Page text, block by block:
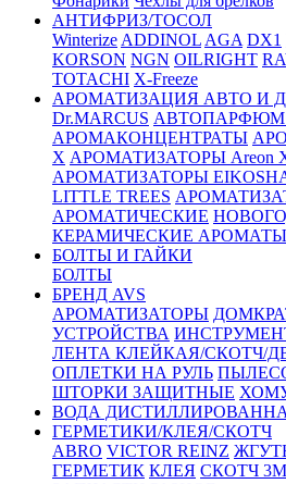
АНТИФРИЗ/ТОСОЛ
Winterize ADDINOL AGA DX1
KORSON NGN OILRIGHT
TOTACHI X-Freeze
АРОМАТИЗАЦИЯ АВТО И
Dr.MARCUS АВТОПАРФЮМ
АРОМАКОНЦЕНТРАТЫ
X АРОМАТИЗАТОРЫ Areon
АРОМАТИЗАТОРЫ
LITTLE TREES
АРОМАТИЧЕСКИЕ
КЕРАМИЧЕСКИЕ АРОМАТЫ
БОЛТЫ И ГАЙКИ
БОЛТЫ
БРЕНД AVS
АРОМАТИЗАТОРЫ
УСТРОЙСТВА
ЛЕНТА КЛЕЙКАЯ/СКОТЧ/
ОПЛЕТКИ НА РУЛЬ
ШТОРКИ ЗАЩИТНЫЕ
ВОДА
ГЕРМЕТИКИ/КЛЕЯ/СКОТЧ
ABRO VICTOR REINZ
ГЕРМЕТИК КЛЕЯ СКОТЧ 3М